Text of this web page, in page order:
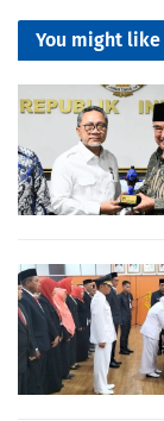
You might like